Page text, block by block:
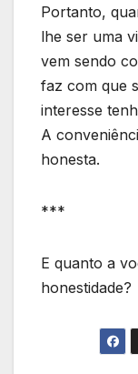
Portanto,
lhe ser uma
vem sendo
faz com que
interesse
A
honesta.
***
E quanto a
honestidade?